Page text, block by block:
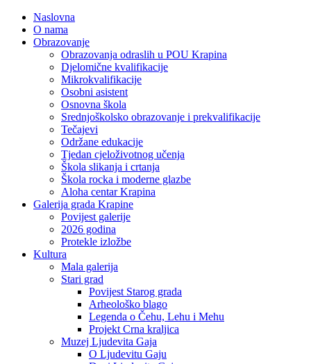
Naslovna
O nama
Obrazovanje
Obrazovanja odraslih u POU Krapina
Djelomične kvalifikacije
Mikrokvalifikacije
Osobni asistent
Osnovna škola
Srednjoškolsko obrazovanje i prekvalifikacije
Tečajevi
Održane edukacije
Tjedan cjeloživotnog učenja
Škola slikanja i crtanja
Škola rocka i moderne glazbe
Aloha centar Krapina
Galerija grada Krapine
Povijest galerije
2026 godina
Protekle izložbe
Kultura
Mala galerija
Stari grad
Povijest Starog grada
Arheološko blago
Legenda o Čehu, Lehu i Mehu
Projekt Crna kraljica
Muzej Ljudevita Gaja
O Ljudevitu Gaju